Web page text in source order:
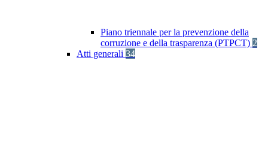
Piano triennale per la prevenzione della
corruzione e della trasparenza (PTPCT) 2
Atti generali 34